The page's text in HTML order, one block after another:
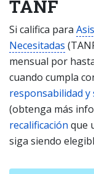
TANF
Si califica para
Necesitadas
mensual por
cuando cumpla
responsabilidad y
(obtenga más
recalificación que
siga siendo